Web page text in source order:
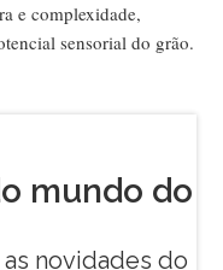
e complexidade,
sensorial do grão.